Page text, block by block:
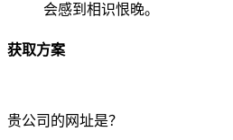
会感到相识恨晚。
获取方案
贵公司的网址是？